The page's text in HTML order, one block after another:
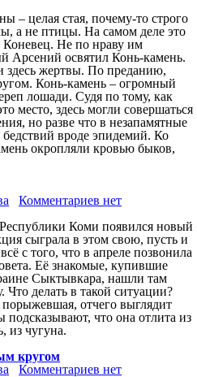
– целая стая, почему-то строго
а не птицы. На самом деле это
Не по нраву им
Арсений освятил Конь-камень.
здесь жертвы. По преданию,
Конь-камень – огромный
лошади. Судя по тому, как
место, здесь могли совершаться
но разве что в незапамятные
вроде эпидемий. Ко
окропляли кровью быков,
Комментариев нет
Коми появился новый
сыграла в этом свою, пусть и
с того, что в апреле позвонила
Её знакомые, купившие
Сыктывкара, нашли там
делать в такой ситуации?
отчего выглядит
что она отлита из
из чугуна.
кругом
Комментариев нет